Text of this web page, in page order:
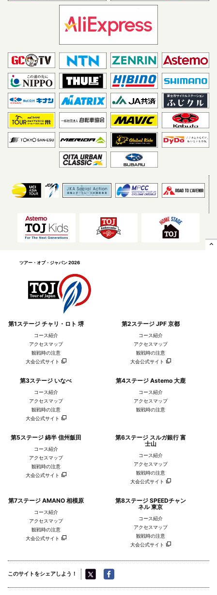
expand_less
ツアー・オブ・ジャパン 2026
第1ステージ チャリ・ロト 堺
コース紹介
アクセスマップ
観戦時の注意
大会公式サイト
第2ステージ JPF 京都
コース紹介
アクセスマップ
観戦時の注意
大会公式サイト
第3ステージ いなべ
コース紹介
アクセスマップ
観戦時の注意
大会公式サイト
第4ステージ Astemo 大鹿
コース紹介
アクセスマップ
観戦時の注意
第5ステージ 綿半 信州飯田
コース紹介
アクセスマップ
観戦時の注意
大会公式サイト
第6ステージ スルガ銀行 富
士山
コース紹介
アクセスマップ
観戦時の注意
大会公式サイト
第7ステージ AMANO 相模原
コース紹介
アクセスマップ
観戦時の注意
大会公式サイト
第8ステージ SPEEDチャン
ネル 東京
コース紹介
アクセスマップ
観戦時の注意
大会公式サイト
このサイトをシェアしよう！